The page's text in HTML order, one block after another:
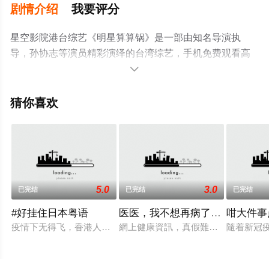
剧情介绍 我要评分
星空影院港台综艺《明星算算锅》是一部由知名导演执
导，孙协志等演员精彩演绎的台湾综艺，手机免费观看高
清无删减完整版综艺节目就上星空影视，更多相关信息可

猜你喜欢
已完结 5.0
#好挂住日本粤语
疫情下无得飞，香港人实在心痒痒，好挂住日本啊！终于可以
已完结 3.0
医医，我不想再病了粤语
網上健康資訊，真假難分！「健康研
已完结
咁大件
隨着新冠